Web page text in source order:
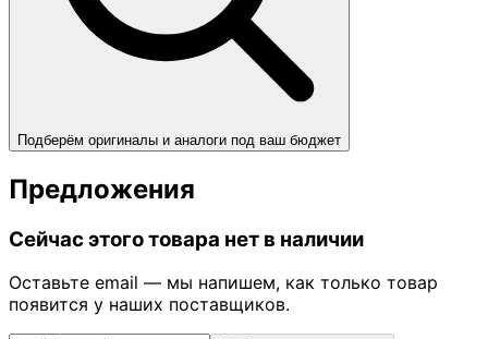
Подберём оригиналы и аналоги под ваш бюджет
Предложения
Сейчас этого товара нет в наличии
Оставьте email — мы напишем, как только товар
появится у наших поставщиков.